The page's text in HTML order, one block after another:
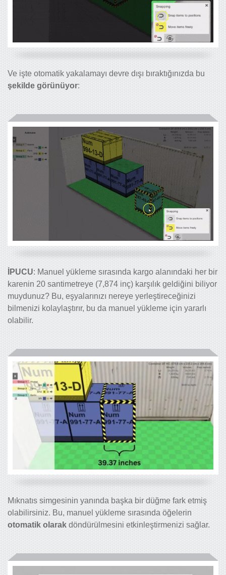
Ve işte otomatik yakalamayı devre dışı bıraktığınızda bu
şekilde görünüyor:
İPUCU: Manuel yükleme sırasında kargo alanındaki her bir
karenin 20 santimetreye (7,874 inç) karşılık geldiğini biliyor
muydunuz? Bu, eşyalarınızı nereye yerleştireceğinizi
bilmenizi kolaylaştırır, bu da manuel yükleme için yararlı
olabilir.
Mıknatıs simgesinin yanında başka bir düğme fark etmiş
olabilirsiniz. Bu, manuel yükleme sırasında öğelerin
otomatik olarak döndürülmesini etkinleştirmenizi sağlar.